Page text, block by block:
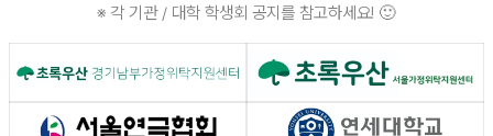
※ 각 기관 / 대학 학생회 공지를 참고하세요! 🙂